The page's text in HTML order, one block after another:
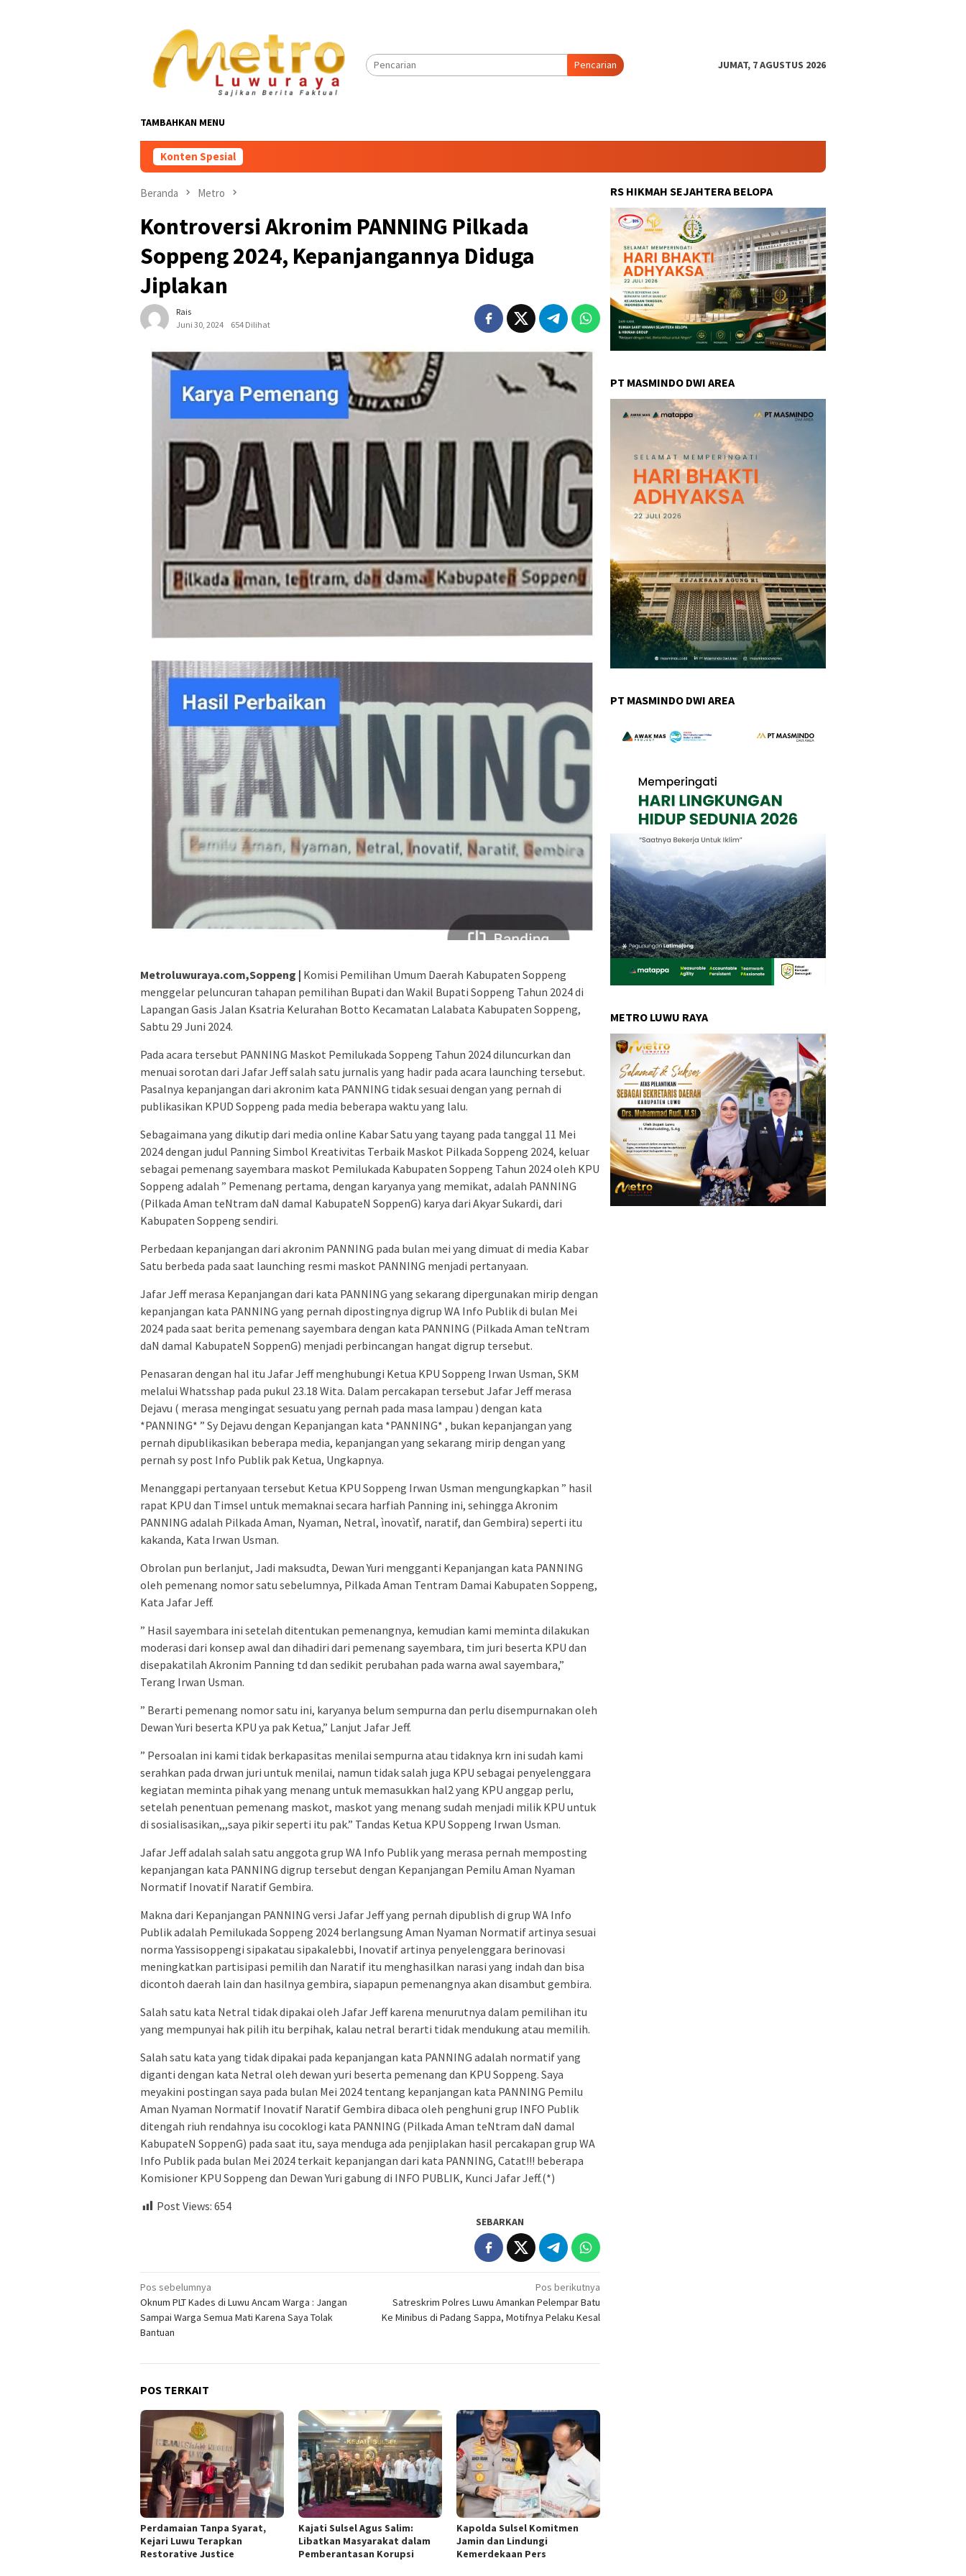
Pencarian JUMAT, 7 AGUSTUS 2026
TAMBAHKAN MENU
Konten Spesial
Beranda Metro
Kontroversi Akronim PANNING Pilkada
Soppeng 2024, Kepanjangannya Diduga
Jiplakan
Rais
Juni 30, 2024
654 Dilihat
Metroluwuraya.com,Soppeng | Komisi Pemilihan Umum Daerah Kabupaten Soppeng
menggelar peluncuran tahapan pemilihan Bupati dan Wakil Bupati Soppeng Tahun 2024 di
Lapangan Gasis Jalan Ksatria Kelurahan Botto Kecamatan Lalabata Kabupaten Soppeng,
Sabtu 29 Juni 2024.
Pada acara tersebut PANNING Maskot Pemilukada Soppeng Tahun 2024 diluncurkan dan
menuai sorotan dari Jafar Jeff salah satu jurnalis yang hadir pada acara launching tersebut.
Pasalnya kepanjangan dari akronim kata PANNING tidak sesuai dengan yang pernah di
publikasikan KPUD Soppeng pada media beberapa waktu yang lalu.
Sebagaimana yang dikutip dari media online Kabar Satu yang tayang pada tanggal 11 Mei
2024 dengan judul Panning Simbol Kreativitas Terbaik Maskot Pilkada Soppeng 2024, keluar
sebagai pemenang sayembara maskot Pemilukada Kabupaten Soppeng Tahun 2024 oleh KPU
Soppeng adalah ” Pemenang pertama, dengan karyanya yang memikat, adalah PANNING
(Pilkada Aman teNtram daN damaI KabupateN SoppenG) karya dari Akyar Sukardi, dari
Kabupaten Soppeng sendiri.
Perbedaan kepanjangan dari akronim PANNING pada bulan mei yang dimuat di media Kabar
Satu berbeda pada saat launching resmi maskot PANNING menjadi pertanyaan.
Jafar Jeff merasa Kepanjangan dari kata PANNING yang sekarang dipergunakan mirip dengan
kepanjangan kata PANNING yang pernah dipostingnya digrup WA Info Publik di bulan Mei
2024 pada saat berita pemenang sayembara dengan kata PANNING (Pilkada Aman teNtram
daN damaI KabupateN SoppenG) menjadi perbincangan hangat digrup tersebut.
Penasaran dengan hal itu Jafar Jeff menghubungi Ketua KPU Soppeng Irwan Usman, SKM
melalui Whatsshap pada pukul 23.18 Wita. Dalam percakapan tersebut Jafar Jeff merasa
Dejavu ( merasa mengingat sesuatu yang pernah pada masa lampau ) dengan kata
*PANNING* ” Sy Dejavu dengan Kepanjangan kata *PANNING* , bukan kepanjangan yang
pernah dipublikasikan beberapa media, kepanjangan yang sekarang mirip dengan yang
pernah sy post Info Publik pak Ketua, Ungkapnya.
Menanggapi pertanyaan tersebut Ketua KPU Soppeng Irwan Usman mengungkapkan ” hasil
rapat KPU dan Timsel untuk memaknai secara harfiah Panning ini, sehingga Akronim
PANNING adalah Pilkada Aman, Nyaman, Netral, ìnovatìf, naratif, dan Gembira) seperti itu
kakanda, Kata Irwan Usman.
Obrolan pun berlanjut, Jadi maksudta, Dewan Yuri mengganti Kepanjangan kata PANNING
oleh pemenang nomor satu sebelumnya, Pilkada Aman Tentram Damai Kabupaten Soppeng,
Kata Jafar Jeff.
” Hasil sayembara ini setelah ditentukan pemenangnya, kemudian kami meminta dilakukan
moderasi dari konsep awal dan dihadiri dari pemenang sayembara, tim juri beserta KPU dan
disepakatilah Akronim Panning td dan sedikit perubahan pada warna awal sayembara,”
Terang Irwan Usman.
” Berarti pemenang nomor satu ini, karyanya belum sempurna dan perlu disempurnakan oleh
Dewan Yuri beserta KPU ya pak Ketua,” Lanjut Jafar Jeff.
” Persoalan ini kami tidak berkapasitas menilai sempurna atau tidaknya krn ini sudah kami
serahkan pada drwan juri untuk menilai, namun tidak salah juga KPU sebagai penyelenggara
kegiatan meminta pihak yang menang untuk memasukkan hal2 yang KPU anggap perlu,
setelah penentuan pemenang maskot, maskot yang menang sudah menjadi milik KPU untuk
di sosialisasikan,,,saya pikir seperti itu pak.” Tandas Ketua KPU Soppeng Irwan Usman.
Jafar Jeff adalah salah satu anggota grup WA Info Publik yang merasa pernah memposting
kepanjangan kata PANNING digrup tersebut dengan Kepanjangan Pemilu Aman Nyaman
Normatif Inovatif Naratif Gembira.
Makna dari Kepanjangan PANNING versi Jafar Jeff yang pernah dipublish di grup WA Info
Publik adalah Pemilukada Soppeng 2024 berlangsung Aman Nyaman Normatif artinya sesuai
norma Yassisoppengi sipakatau sipakalebbi, Inovatif artinya penyelenggara berinovasi
meningkatkan partisipasi pemilih dan Naratif itu menghasilkan narasi yang indah dan bisa
dicontoh daerah lain dan hasilnya gembira, siapapun pemenangnya akan disambut gembira.
Salah satu kata Netral tidak dipakai oleh Jafar Jeff karena menurutnya dalam pemilihan itu
yang mempunyai hak pilih itu berpihak, kalau netral berarti tidak mendukung atau memilih.
Salah satu kata yang tidak dipakai pada kepanjangan kata PANNING adalah normatif yang
diganti dengan kata Netral oleh dewan yuri beserta pemenang dan KPU Soppeng. Saya
meyakini postingan saya pada bulan Mei 2024 tentang kepanjangan kata PANNING Pemilu
Aman Nyaman Normatif Inovatif Naratif Gembira dibaca oleh penghuni grup INFO Publik
ditengah riuh rendahnya isu cocoklogi kata PANNING (Pilkada Aman teNtram daN damaI
KabupateN SoppenG) pada saat itu, saya menduga ada penjiplakan hasil percakapan grup WA
Info Publik pada bulan Mei 2024 terkait kepanjangan dari kata PANNING, Catat!!! beberapa
Komisioner KPU Soppeng dan Dewan Yuri gabung di INFO PUBLIK, Kunci Jafar Jeff.(*)
Post Views: 654
SEBARKAN
Navigasi
pos
Pos sebelumnya
Oknum PLT Kades di Luwu Ancam Warga : Jangan
Sampai Warga Semua Mati Karena Saya Tolak
Bantuan
Pos berikutnya
Satreskrim Polres Luwu Amankan Pelempar Batu
Ke Minibus di Padang Sappa, Motifnya Pelaku Kesal
POS TERKAIT
Perdamaian Tanpa Syarat,
Kejari Luwu Terapkan
Restorative Justice
Kajati Sulsel Agus Salim:
Libatkan Masyarakat dalam
Pemberantasan Korupsi
Kapolda Sulsel Komitmen
Jamin dan Lindungi
Kemerdekaan Pers
RS HIKMAH SEJAHTERA BELOPA
PT MASMINDO DWI AREA
PT MASMINDO DWI AREA
METRO LUWU RAYA